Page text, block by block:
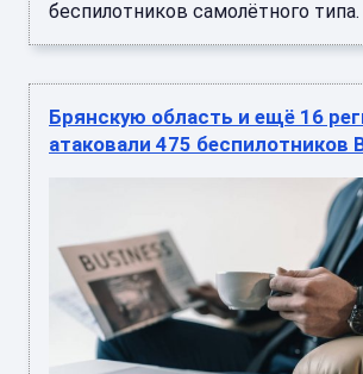
беспилотников самолётного типа.
Брянскую область и ещё 16
атаковали 475 беспилотников